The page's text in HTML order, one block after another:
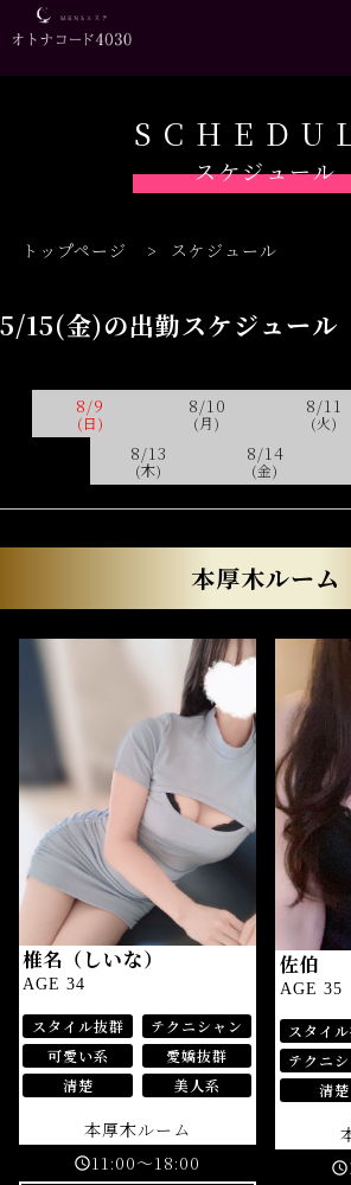
スケジュール
トップページ > スケジュール
5/15(金)の出勤スケジュール
8/9
(日)
8/10
(月)
8/11
(火)
8/13
(木)
8/14
(金)
本厚木ルーム
椎名（しいな）
AGE 34
スタイル抜群
テクニシャン
可愛い系
愛嬌抜群
清楚
美人系
本厚木ルーム
schedule11:00～18:00
佐伯
AGE 35
スタイ
テクニ
清楚
schedule